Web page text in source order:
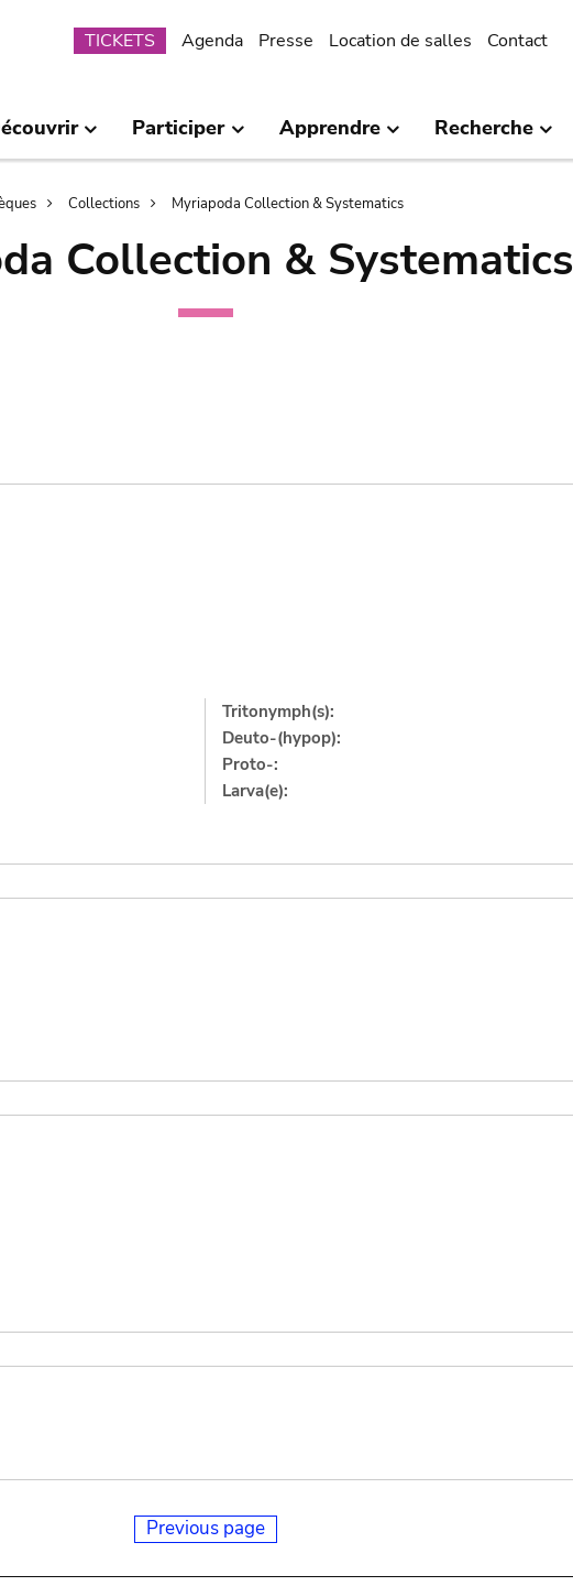
Submenu
TICKETS Agenda Presse Location de salles Contact
Participer Apprendre Recherche
Collections Myriapoda Collection & Systematics
Collection & Systematics
Tritonymph(s):
Deuto-(hypop):
Proto-:
Larva(e):
Previous page